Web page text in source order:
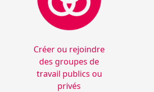
Créer ou rejoindre
des groupes de
travail publics ou
privés